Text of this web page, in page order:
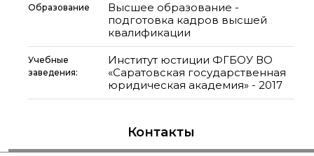
Образование
Высшее образование -
подготовка кадров высшей
квалификации
Учебные
заведения:
Институт юстиции ФГБОУ ВО
«Саратовская государственная
юридическая академия» - 2017
Контакты